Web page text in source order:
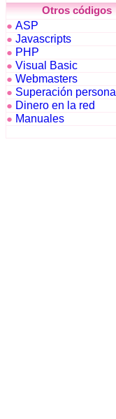
Otros códigos
● ASP
● Javascripts
● PHP
● Visual Basic
● Webmasters
● Superación personal
● Dinero en la red
● Manuales